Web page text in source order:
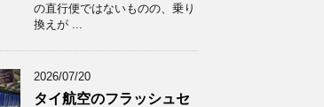
の直行便ではないものの、乗り
換えが ...
2026/07/20
タイ航空のフラッシュセ